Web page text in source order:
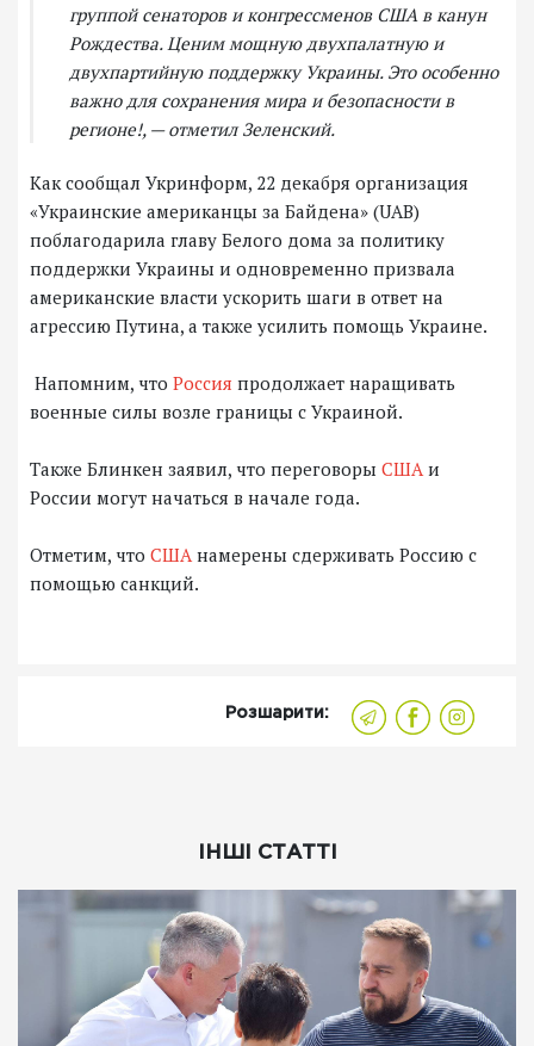
группой сенаторов и конгрессменов США в канун
Рождества. Ценим мощную двухпалатную и
двухпартийную поддержку Украины. Это особенно
важно для сохранения мира и безопасности в
регионе!, — отметил Зеленский.
Как сообщал Укринформ, 22 декабря организация
«Украинские американцы за Байдена» (UAB)
поблагодарила главу Белого дома за политику
поддержки Украины и одновременно призвала
американские власти ускорить шаги в ответ на
агрессию Путина, а также усилить помощь Украине.
Напомним, что Россия продолжает наращивать
военные силы возле границы с Украиной.
Также Блинкен заявил, что переговоры СШАи
России могут начаться в начале года.
Отметим, что СШАнамерены сдерживать Россию с
помощью санкций.
Розшарити:
ІНШІ СТАТТІ